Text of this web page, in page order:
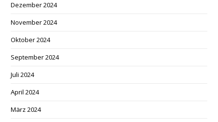
Dezember 2024
November 2024
Oktober 2024
September 2024
Juli 2024
April 2024
März 2024